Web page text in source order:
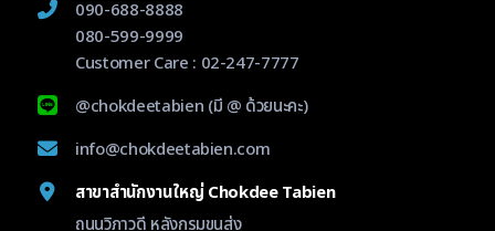
090-688-8888
080-599-9999
Customer Care : 02-247-7777
@chokdeetabien (มี @ ด้วยนะคะ)
info@chokdeetabien.com
สาขาสำนักงานใหญ่ Chokdee Tabien
ถนนวิภาวดี หลังกรมขนส่ง